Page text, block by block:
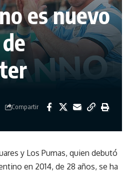
es nuevo
Compartir
y Los Pumas, quien debutó
en 2014, de 28 años, se ha